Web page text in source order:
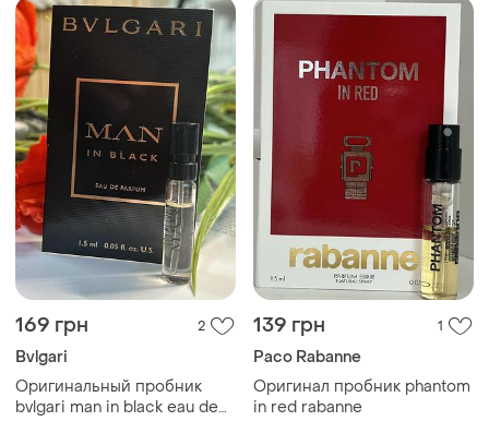
169 грн 2
Bvlgari
Оригинальный пробник
bvlgari man in black eau de
139 грн 1
Paco Rabanne
Оригинал пробник phantom
in red rabanne